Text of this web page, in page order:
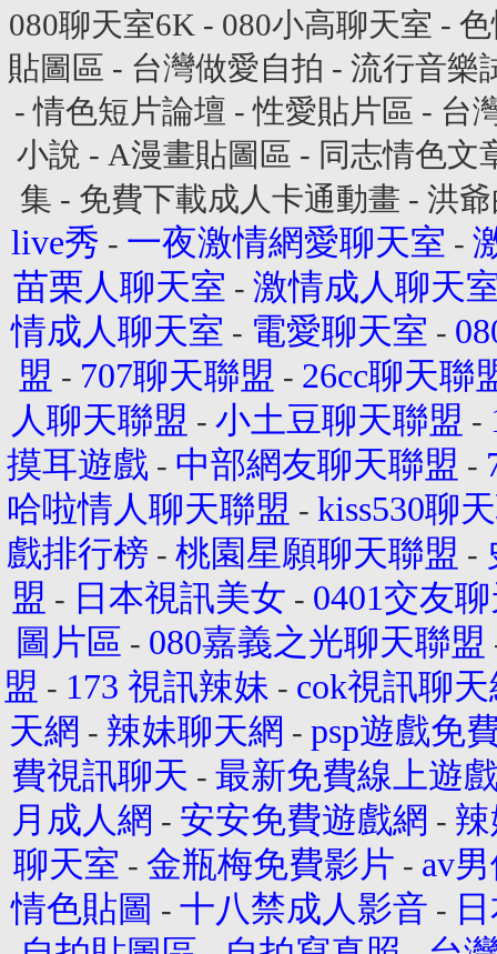
080聊天室6K - 080小高聊天室 -
貼圖區 - 台灣做愛自拍 - 流行音樂
-情色短片論壇 -性愛貼片區 - 台
小說 - A漫畫貼圖區 - 同志情色文
集 - 免費下載成人卡通動畫 - 洪
live秀 - 一夜激情網愛聊天室 -
苗栗人聊天室 - 激情成人聊天
情成人聊天室 - 電愛聊天室 -
盟 - 707聊天聯盟 - 26cc聊天聯
人聊天聯盟 - 小土豆聊天聯盟 -
摸耳遊戲 - 中部網友聊天聯盟 -
哈啦情人聊天聯盟 - kiss530聊
戲排行榜 - 桃園星願聊天聯盟 -
盟 - 日本視訊美女 - 0401交友
圖片區 - 080嘉義之光聊天聯盟
盟 - 173 視訊辣妹 - cok視訊聊
天網 - 辣妹聊天網 - psp遊戲免
費視訊聊天 - 最新免費線上遊
月成人網 - 安安免費遊戲網 -
聊天室 - 金瓶梅免費影片 - av
情色貼圖 - 十八禁成人影音 -